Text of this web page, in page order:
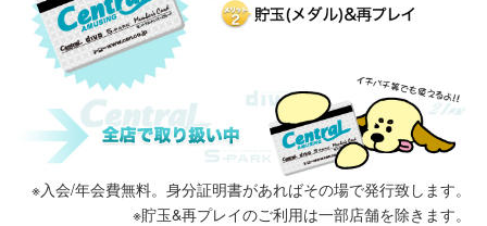
※入会/年会費無料。身分証明書があればその場で発行致します。
※貯玉&再プレイのご利用は一部店舗を除きます。